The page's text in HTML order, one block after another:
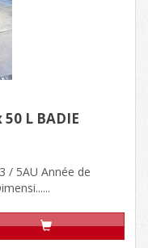
L BADIE
/ 5AU Année de